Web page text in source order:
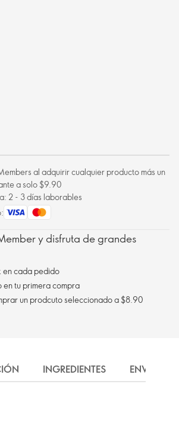
al adquirir cualquier producto más un
a solo $9.90
2 - 3 días laborables
y disfruta de grandes
en cada pedido
en tu primera compra
Envío gratis al comprar un prodcuto seleccionado a $8.90
INGREDIENTES ENVÍO